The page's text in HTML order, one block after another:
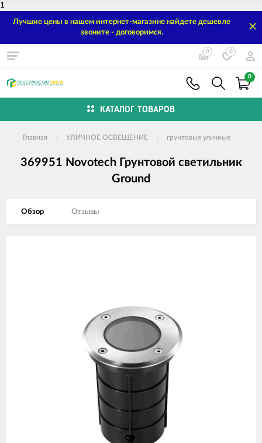
1
Лучшие цены в нашем интернет-магазине найдете дешевле
звоните - договоримся.
0 0
0
КАТАЛОГ ТОВАРОВ
Главная УЛИЧНОЕ ОСВЕЩЕНИЕ грунтовые уличные
369951 Novotech Грунтовой светильник
Ground
Обзор Отзывы